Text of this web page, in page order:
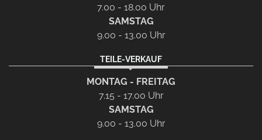
7.00 - 18.00 Uhr
SAMSTAG
9.00 - 13.00 Uhr
TEILE-VERKAUF
MONTAG - FREITAG
7.15 - 17.00 Uhr
SAMSTAG
9.00 - 13.00 Uhr